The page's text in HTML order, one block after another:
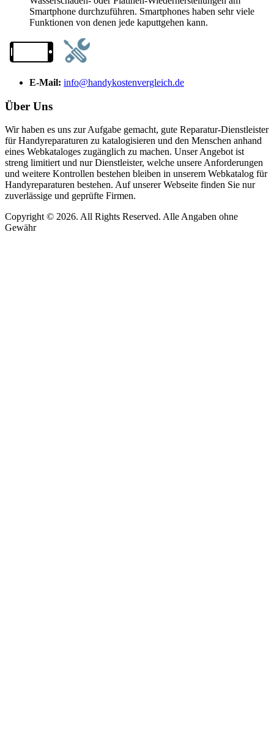
Smartphone durchzuführen. Smartphones haben sehr viele
Funktionen von denen jede kaputtgehen kann.
E-Mail: info@handykostenvergleich.de
Über Uns
Wir haben es uns zur Aufgabe gemacht, gute Reparatur-Dienstleister
für Handyreparaturen zu katalogisieren und den Menschen anhand
eines Webkataloges zugänglich zu machen. Unser Angebot ist
streng limitiert und nur Dienstleister, welche unsere Anforderungen
und weitere Kontrollen bestehen bleiben in unserem Webkatalog für
Handyreparaturen bestehen. Auf unserer Webseite finden Sie nur
zuverlässige und geprüfte Firmen.
Copyright © 2026. All Rights Reserved. Alle Angaben ohne
Gewähr